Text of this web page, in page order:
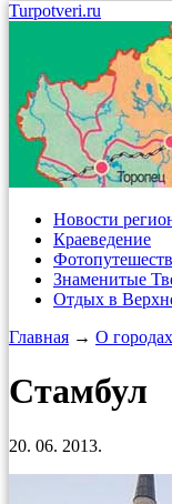
Turpotveri.ru
Новости
Краеведение
Знаменитые
Отдых в
Главная → О
Стамбул
20. 06. 2013.